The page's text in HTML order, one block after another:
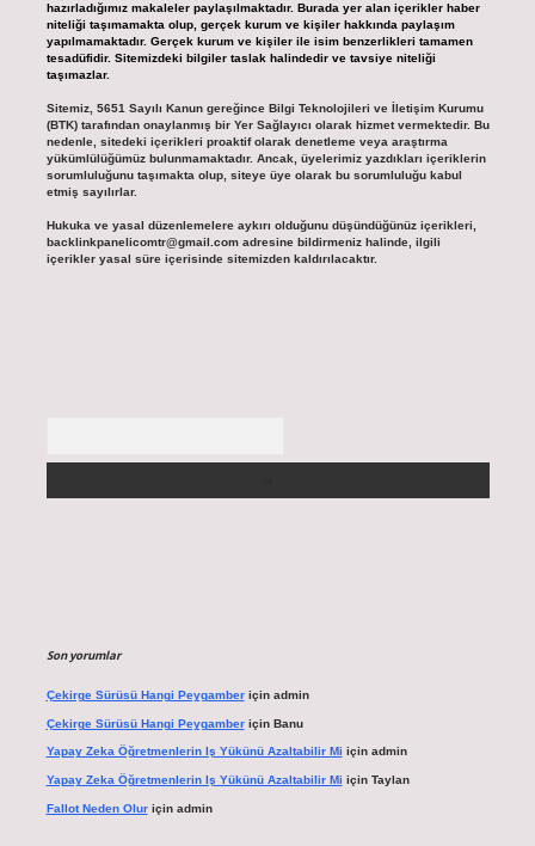
hazırladığımız makaleler paylaşılmaktadır. Burada yer alan içerikler haber
niteliği taşımamakta olup, gerçek kurum ve kişiler hakkında paylaşım
yapılmamaktadır. Gerçek kurum ve kişiler ile isim benzerlikleri tamamen
tesadüfidir. Sitemizdeki bilgiler taslak halindedir ve tavsiye niteliği
taşımazlar.
Sitemiz, 5651 Sayılı Kanun gereğince Bilgi Teknolojileri ve İletişim Kurumu
(BTK) tarafından onaylanmış bir Yer Sağlayıcı olarak hizmet vermektedir. Bu
nedenle, sitedeki içerikleri proaktif olarak denetleme veya araştırma
yükümlülüğümüz bulunmamaktadır. Ancak, üyelerimiz yazdıkları içeriklerin
sorumluluğunu taşımakta olup, siteye üye olarak bu sorumluluğu kabul
etmiş sayılırlar.
Hukuka ve yasal düzenlemelere aykırı olduğunu düşündüğünüz içerikleri,
backlinkpanelicomtr@gmail.comadresine bildirmeniz halinde, ilgili
içerikler yasal süre içerisinde sitemizden kaldırılacaktır.
Son yorumlar
Çekirge Sürüsü Hangi Peygamberiçin admin
Çekirge Sürüsü Hangi Peygamberiçin Banu
Yapay Zeka Öğretmenlerin Iş Yükünü Azaltabilir Mi için admin
Yapay Zeka Öğretmenlerin Iş Yükünü Azaltabilir Mi için Taylan
Fallot Neden Oluriçin admin